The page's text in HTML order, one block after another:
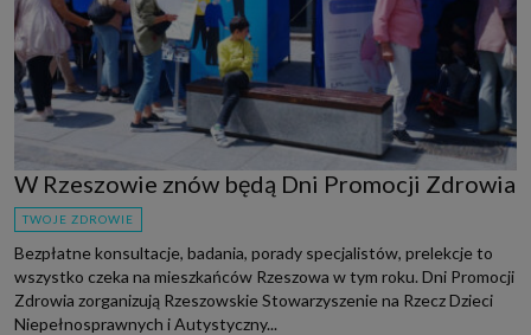
W Rzeszowie znów będą Dni Promocji Zdrowia
TWOJE ZDROWIE
Bezpłatne konsultacje, badania, porady specjalistów, prelekcje to
wszystko czeka na mieszkańców Rzeszowa w tym roku. Dni Promocji
Zdrowia zorganizują Rzeszowskie Stowarzyszenie na Rzecz Dzieci
Niepełnosprawnych i Autystyczny...